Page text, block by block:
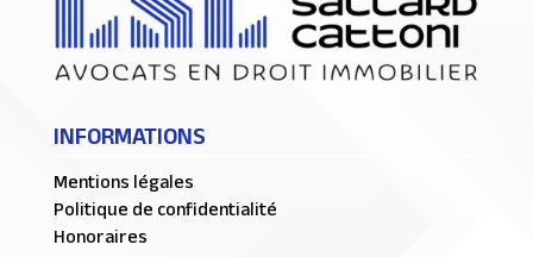
INFORMATIONS
Mentions légales
Politique de confidentialité
Honoraires